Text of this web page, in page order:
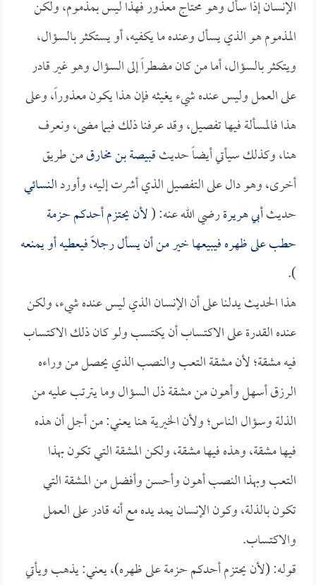
الإنسان إذا سأل وهو محتاج معذور فهذا ليس بمذموم، ولكن
المذموم هو الذي يسأل وعنده ما يكفيه، أو يستكثر بالسؤال،
ويتكثر بالسؤال، أما من كان مضطراً إلى السؤال وهو غير قادر
على العمل وليس عنده شيء يغيثه فإن هذا يكون معذوراً، وعلى
هذا فالمسألة فيها تفصيل، وقد عرفنا ذلك فيما مضى، ونعرف
هنا، وكذلك سيأتي أيضاً حديثقبيصة بن مخارقمن طريق
أخرى، وهو دال على التفصيل الذي أشرت إليه، وأوردالنسائي
حديثأبي هريرةرضي الله عنه: (لأن يحتزم أحدكم حزمة
حطب على ظهره فيبيعها خير من أن يسأل رجلاً فيعطيه أو يمنعه
).
هذا الحديث يدلنا على أن الإنسان الذي ليس عنده شيء، ولكن
عنده القدرة على الاكتساب أن يكتسب ولو كان ذلك الاكتساب
فيه مشقة؛ لأن مشقة التعب والنصب الذي يحصل من وراءه
الرزق أسهل وأهون من مشقة ذل السؤال وما يترتب عليه من
الذلة وسؤال الناس؛ ولأن الخيرية هنا يعني: من أجل أن هذه
فيها مشقة، وهذه فيها مشقة، ولكن المشقة التي تكون بهذا
التعب وبهذا النصب أهون وأحسن وأفضل من المشقة التي
تكون بالذلة، وكون الإنسان يمد يده مع أنه قادر على العمل
والاكتساب.
قوله: (لأن يحتزم أحدكم حزمة على ظهره)، يعني: يذهب ويأتي